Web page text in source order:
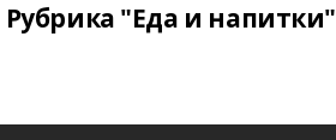
Рубрика "Еда и напитки"